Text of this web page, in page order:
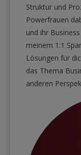
Struktur und
Powerfrauen
und ihr
meinem 1:1
Lösungen für
das Thema
anderen